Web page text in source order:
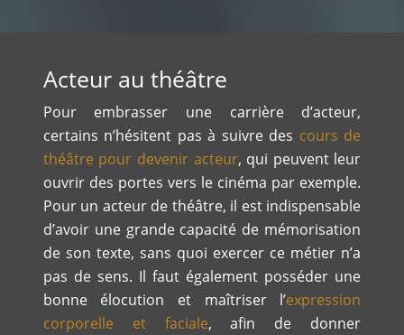
Acteur au théâtre
Pour embrasser une carrière d’acteur,
certains n’hésitent pas à suivre des cours de
théâtre pour devenir acteur, qui peuvent leur
ouvrir des portes vers le cinéma par exemple.
Pour un acteur de théâtre, il est indispensable
d’avoir une grande capacité de mémorisation
de son texte, sans quoi exercer ce métier n’a
pas de sens. Il faut également posséder une
bonne élocution et maîtriser l’expression
corporelle et faciale, afin de donner